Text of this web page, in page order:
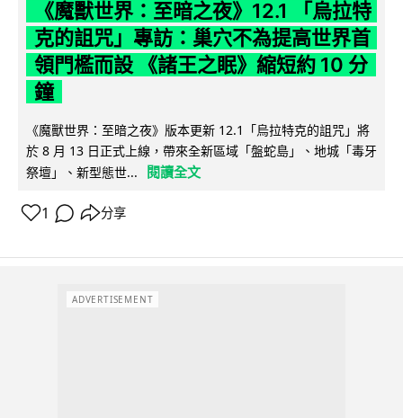
《魔獸世界：至暗之夜》12.1 「烏拉特
克的詛咒」專訪：巢穴不為提高世界首
領門檻而設 《諸王之眠》縮短約 10 分
鐘
《魔獸世界：至暗之夜》版本更新 12.1「烏拉特克的詛咒」將
於 8 月 13 日正式上線，帶來全新區域「盤蛇島」、地城「毒牙
祭壇」、新型態世...
閱讀全文
1 分享
ADVERTISEMENT